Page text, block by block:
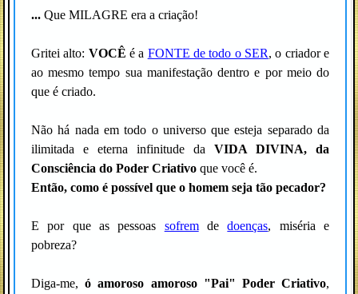
... Que MILAGRE era a criação!
Gritei alto: VOCÊ é a FONTE de todo o SER, o criador e
ao mesmo tempo sua manifestação dentro e por meio do
que é criado.
Não há nada em todo o universo que esteja separado da
ilimitada e eterna infinitude da VIDA DIVINA, da
Consciência do Poder Criativo que você é.
Então, como é possível que o homem seja tão pecador?
E por que as pessoas sofremdedoenças, miséria e
pobreza?
Diga-me,ó amoroso amoroso "Pai" Poder Criativo,